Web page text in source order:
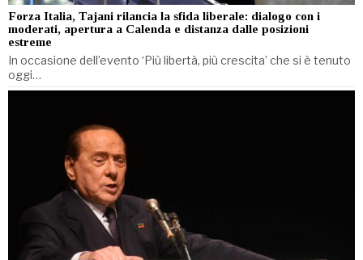
Forza Italia, Tajani rilancia la sfida liberale: dialogo con i
moderati, apertura a Calenda e distanza dalle posizioni
estreme
In occasione dell’evento ‘Più libertà, più crescita’ che si è tenuto
oggi…